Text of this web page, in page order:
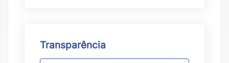
Transparência